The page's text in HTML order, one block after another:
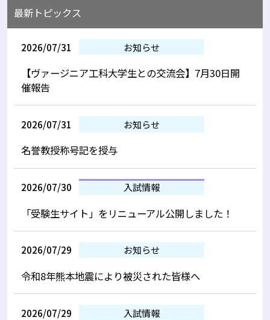
最新トピックス
2026/07/31 お知らせ
【ヴァージニア工科大学生との交流会】7月30日開
催報告
2026/07/31 お知らせ
名誉教授称号記を授与
2026/07/30 入試情報
「受験生サイト」をリニューアル公開しました！
2026/07/29 お知らせ
令和8年熊本地震により被災された皆様へ
2026/07/29 入試情報